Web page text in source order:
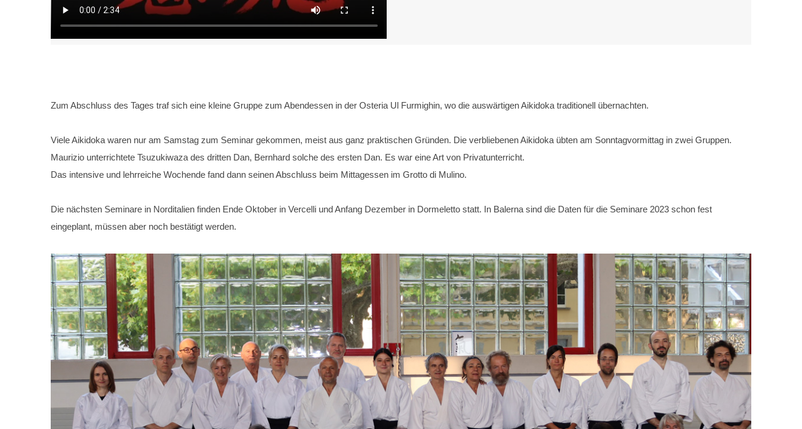
Zum Abschluss des Tages traf sich eine kleine Gruppe zum Abendessen in der Osteria Ul Furmighin, wo die auswärtigen Aikidoka traditionell übernachten.
Viele Aikidoka waren nur am Samstag zum Seminar gekommen, meist aus ganz praktischen Gründen. Die verbliebenen Aikidoka übten am Sonntagvormittag in zwei Gruppen.
Maurizio unterrichtete Tsuzukiwaza des dritten Dan, Bernhard solche des ersten Dan. Es war eine Art von Privatunterricht.
Das intensive und lehrreiche Wochende fand dann seinen Abschluss beim Mittagessen im Grotto di Mulino.
Die nächsten Seminare in Norditalien finden Ende Oktober in Vercelli und Anfang Dezember in Dormeletto statt. In Balerna sind die Daten für die Seminare 2023 schon fest
eingeplant, müssen aber noch bestätigt werden.